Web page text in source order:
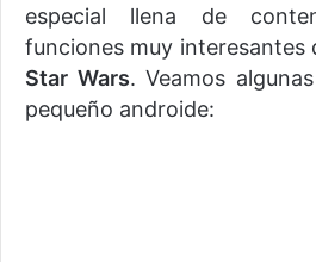
especial llena de
funciones muy interesantes
Star Wars. Veamos
pequeño androide: